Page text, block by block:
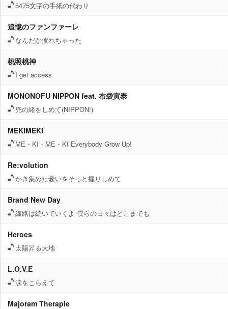
5475文字の手紙の代わり
追憶のファンファーレ
なんだか疲れちゃった
桃照桃神
I get access
MONONOFU NIPPON feat. 布袋寅泰
兜の緒をしめて(NIPPON!)
MEKIMEKI
ME・KI・ME・KI Everybody Grow Up!
Re:volution
かき集めた憂いをそっと握りしめて
Brand New Day
線路は続いていくよ 僕らの日々はどこまでも
Heroes
太陽昇る大地
L.O.V.E
涙をこらえて
Majoram Therapie